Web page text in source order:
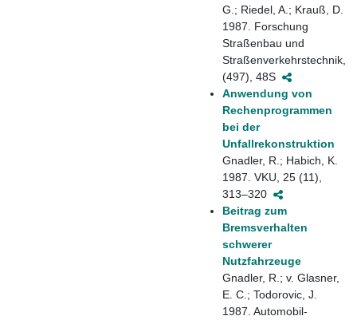
G.; Riedel, A.; Krauß, D.
1987. Forschung
Straßenbau und
Straßenverkehrstechnik,
(497), 48S
Anwendung von
Rechenprogrammen
bei der
Unfallrekonstruktion
Gnadler, R.; Habich, K.
1987. VKU, 25 (11),
313–320
Beitrag zum
Bremsverhalten
schwerer
Nutzfahrzeuge
Gnadler, R.; v. Glasner,
E. C.; Todorovic, J.
1987. Automobil-